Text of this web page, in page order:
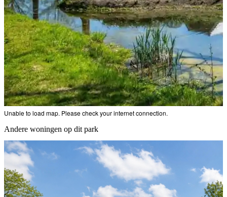
Unable to load map. Please check your internet connection.
Andere woningen op dit park